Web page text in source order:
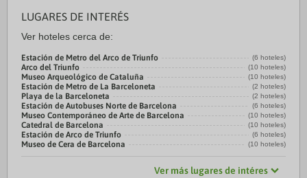
LUGARES DE INTERÉS
Ver hoteles cerca de:
Estación de Metro del Arco de Triunfo (6 hoteles)
Arco del Triunfo (10 hoteles)
Museo Arqueológico de Cataluña (10 hoteles)
Estación de Metro de La Barceloneta (2 hoteles)
Playa de la Barceloneta (2 hoteles)
Estación de Autobuses Norte de Barcelona (6 hoteles)
Museo Contemporáneo de Arte de Barcelona (10 hoteles)
Catedral de Barcelona (10 hoteles)
Estación de Arco de Triunfo (6 hoteles)
Museo de Cera de Barcelona (10 hoteles)
Ver más lugares de intéres